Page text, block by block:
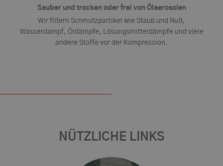
Sauber und trocken oder frei von Ölaerosolen
Wir filtern Schmutzpartikel wie Staub und Ruß,
Wasserdampf, Öldämpfe, Lösungsmitteldämpfe und viele
andere Stoffe vor der Kompression.
NÜTZLICHE LINKS